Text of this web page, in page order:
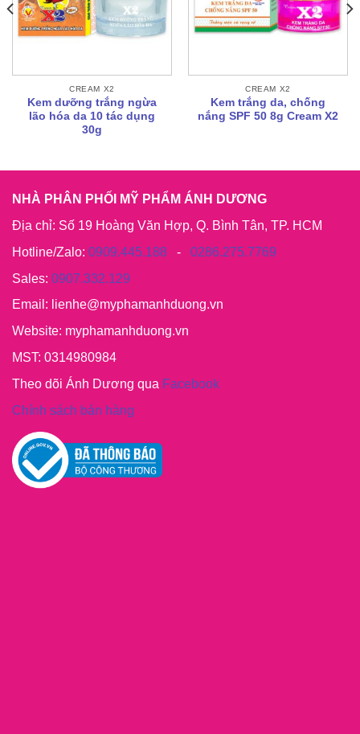
CREAM X2
Kem dưỡng trắng ngừa
lão hóa da 10 tác dụng
30g
CREAM X2
Kem trắng da, chống
nắng SPF 50 8g Cream X2
NHÀ PHÂN PHỐI MỸ PHẨM ÁNH DƯƠNG
Địa chỉ: Số 19 Hoàng Văn Hợp, Q. Bình Tân, TP. HCM
Hotline/Zalo: 0909.445.188 - 0286.275.7769
Sales: 0907.332.129
Email: lienhe@myphamanhduong.vn
Website: myphamanhduong.vn
MST: 0314980984
Theo dõi Ánh Dương qua Facebook
Chính sách bán hàng